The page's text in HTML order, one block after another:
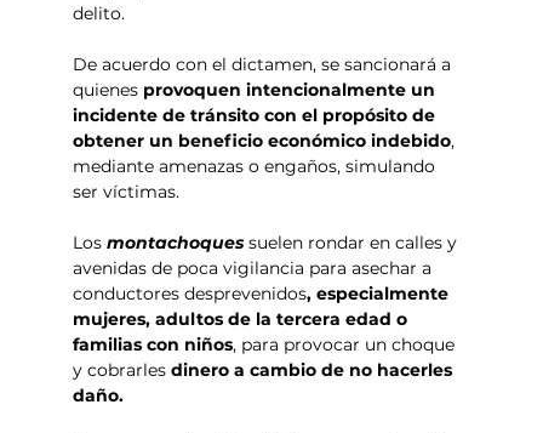
delito.
De acuerdo con el dictamen, se sancionará a
quienes provoquen intencionalmente un
incidente de tránsito con el propósito de
obtener un beneficio económico indebido,
mediante amenazas o engaños, simulando
ser víctimas.
Los montachoques suelen rondar en calles y
avenidas de poca vigilancia para asechar a
conductores desprevenidos, especialmente
mujeres, adultos de la tercera edad o
familias con niños, para provocar un choque
y cobrarles dinero a cambio de no hacerles
daño.